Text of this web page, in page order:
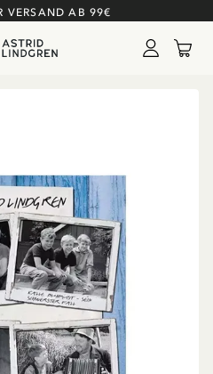
VERSAND AB 99€